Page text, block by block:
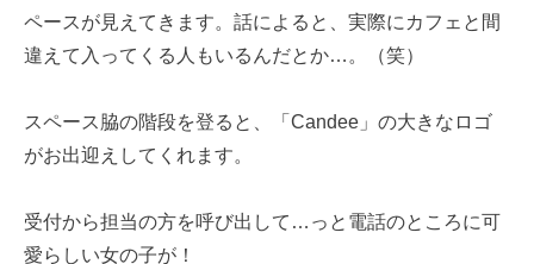
ペースが見えてきます。話によると、実際にカフェと間
違えて入ってくる人もいるんだとか…。（笑）
スペース脇の階段を登ると、「Candee」の大きなロゴ
がお出迎えしてくれます。
受付から担当の方を呼び出して…っと電話のところに可
愛らしい女の子が！